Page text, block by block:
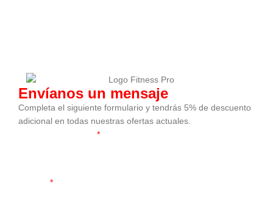
Envíanos un mensaje
Completa el siguiente formulario y tendrás 5% de descuento
adicional en todas nuestras ofertas actuales.